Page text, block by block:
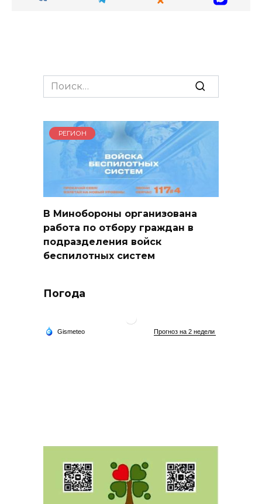
Search
for:
РЕГИОН
В Минобороны организована
работа по отбору граждан в
подразделения войск
беспилотных систем
Погода